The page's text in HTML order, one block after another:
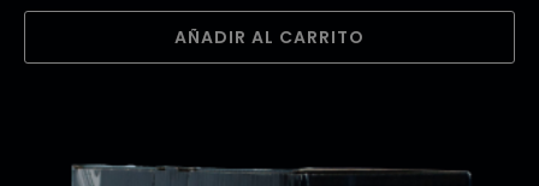
AÑADIR AL CARRITO